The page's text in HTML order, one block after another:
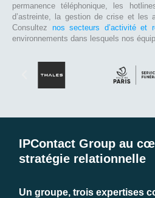
permanence téléphonique, les
d’astreinte, la gestion de crise et les
Consultez nos secteurs d’activité et
environnements dans lesquels nos
IPContact Group au
stratégie relationnelle
Un groupe, trois expertises